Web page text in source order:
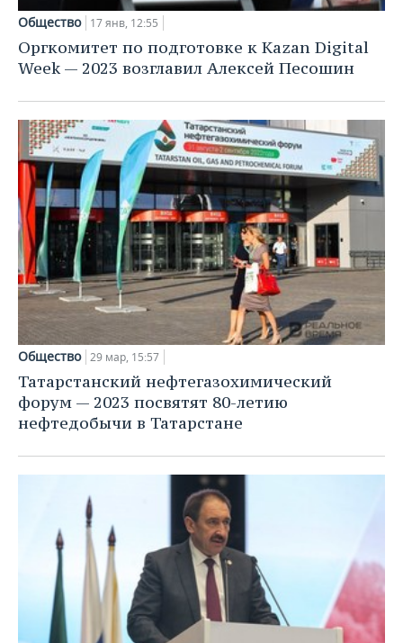
Общество 17 янв, 12:55
Оргкомитет по подготовке к Kazan Digital
Week — 2023 возглавил Алексей Песошин
Общество 29 мар, 15:57
Татарстанский нефтегазохимический
форум — 2023 посвятят 80-летию
нефтедобычи в Татарстане